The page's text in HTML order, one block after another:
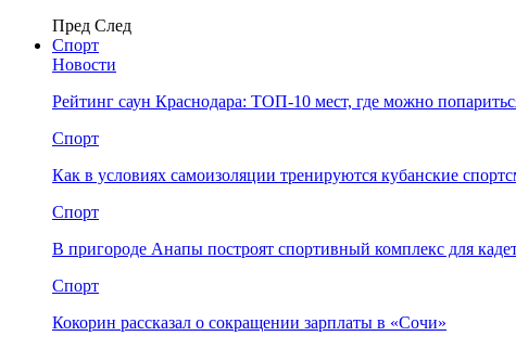
Пред След
Спорт
Новости
Рейтинг саун Краснодара: ТОП-10 мест, где можно
Спорт
Как в условиях самоизоляции тренируются кубанские
Спорт
В пригороде Анапы построят спортивный комплекс для
Спорт
Кокорин рассказал о сокращении зарплаты в «Сочи»